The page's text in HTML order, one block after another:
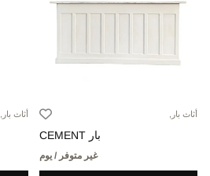
أثاث بار,
بار CEMENT
غير متوفر / يوم
أثاث بار,